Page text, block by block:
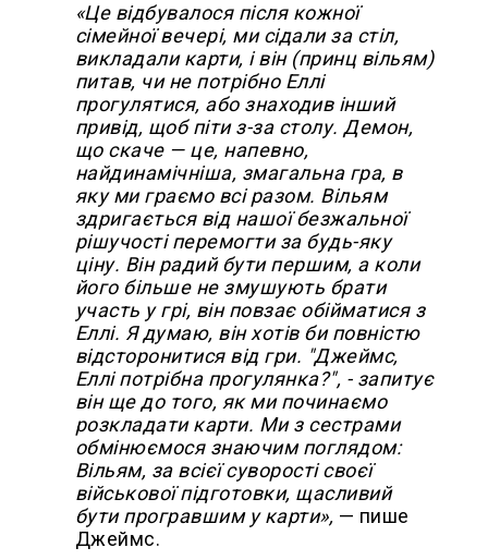
«Це відбувалося після кожної
сімейної вечері, ми сідали за стіл,
викладали карти, і він (принц вільям)
питав, чи не потрібно Еллі
прогулятися, або знаходив інший
привід, щоб піти з-за столу. Демон,
що скаче — це, напевно,
найдинамічніша, змагальна гра, в
яку ми граємо всі разом. Вільям
здригається від нашої безжальної
рішучості перемогти за будь-яку
ціну. Він радий бути першим, а коли
його більше не змушують брати
участь у грі, він повзає обійматися з
Еллі. Я думаю, він хотів би повністю
відсторонитися від гри. "Джеймс,
Еллі потрібна прогулянка?", - запитує
він ще до того, як ми починаємо
розкладати карти. Ми з сестрами
обмінюємося знаючим поглядом:
Вільям, за всієї суворості своєї
військової підготовки, щасливий
бути програвшим у карти», — пише
Джеймс.